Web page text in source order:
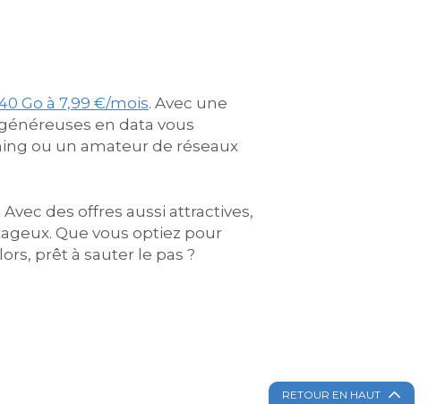
Go à 7,99 €/mois. Avec une
en data vous
ou un amateur de réseaux
des offres aussi attractives,
Que vous optiez pour
prêt à sauter le pas ?
RETOUR EN HAUT